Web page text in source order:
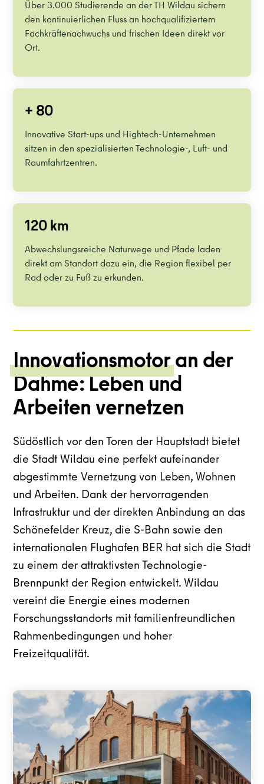
Über 3.000 Studierende an der TH Wildau sichern
den kontinuierlichen Fluss an hochqualifiziertem
Fachkräftenachwuchs und frischen Ideen direkt vor
Ort.
+ 80
Innovative Start-ups und Hightech-Unternehmen
sitzen in den spezialisierten Technologie-, Luft- und
Raumfahrtzentren.
120 km
Abwechslungsreiche Naturwege und Pfade laden
direkt am Standort dazu ein, die Region flexibel per
Rad oder zu Fuß zu erkunden.
Innovationsmotor an der
Dahme: Leben und
Arbeiten vernetzen
Südöstlich vor den Toren der Hauptstadt bietet
die Stadt Wildau eine perfekt aufeinander
abgestimmte Vernetzung von Leben, Wohnen
und Arbeiten. Dank der hervorragenden
Infrastruktur und der direkten Anbindung an das
Schönefelder Kreuz, die S-Bahn sowie den
internationalen Flughafen BER hat sich die Stadt
zu einem der attraktivsten Technologie-
Brennpunkt der Region entwickelt. Wildau
vereint die Energie eines modernen
Forschungsstandorts mit familienfreundlichen
Rahmenbedingungen und hoher
Freizeitqualität.